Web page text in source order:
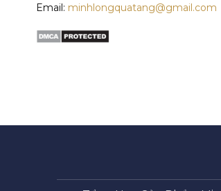
Email: minhlongquatang@gmail.com